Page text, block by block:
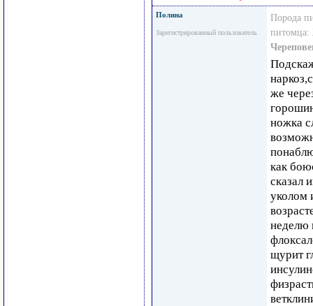
Полина
Зарегистрированный пользователь
Порода
питомца:
же
ножка
как
сказал
уколом
неделю
щурит